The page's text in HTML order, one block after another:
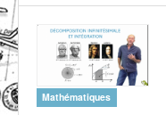
Mathématiques